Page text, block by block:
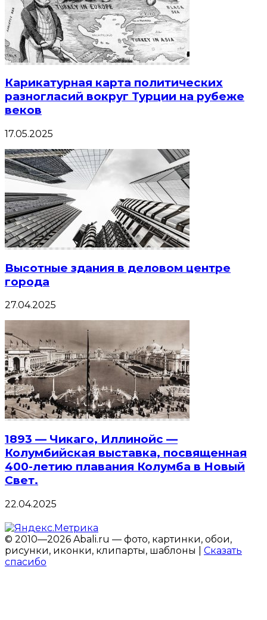
Карикатурная карта политических
разногласий вокруг Турции на рубеже
веков
17.05.2025
Высотные здания в деловом центре
города
27.04.2025
1893 — Чикаго, Иллинойс —
Колумбийская выставка, посвященная
400-летию плавания Колумба в Новый
Свет.
22.04.2025
© 2010—2026 Abali.ru — фото, картинки, обои,
рисунки, иконки, клипарты, шаблоны | Сказать
спасибо